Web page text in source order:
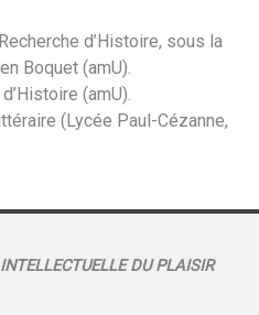
d’Histoire, sous la
Boquet (amU).
(amU).
(Lycée Paul-Cézanne,
DU PLAISIR